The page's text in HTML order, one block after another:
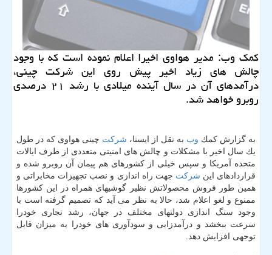
كمك وب: مدیر هواوی اخیرا اعلام نموده است كه با وجود
چالش های زیاد اخیر پیش روی این شركت چینی،
درآمدهای آن در سال آینده میلادی با رشد ۲۱ درصدی
روبرو خواهد شد.
به گزارش كمك وب به نقل از ایسنا، شركت چینی هواوی كه در طول
یك سال اخیر با مشكلات و چالش های امنیتی متعددی از طرف ایالات
متحده آمریكا و سپس خیلی از كشورهای هم پیمان آن روبرو شده و
قراردادهای این شركت جهت راه اندازی و نصب تجهیزات مخابراتی و
همین طور فروش محصولاتش نظیر گوشیهای همراه در این كشورها
ممنوع و لغو اعلام شد، حالا به نظر می آید كه تصمیم گرفته است با
وجود سنگ اندازی دولتهای مختلف در جهان، رشد تجاری خودرا
سرعت ببخشد و درآمدزایی و سودآوری های خودرا به میزان قابل
توجهی افزایش دهد.